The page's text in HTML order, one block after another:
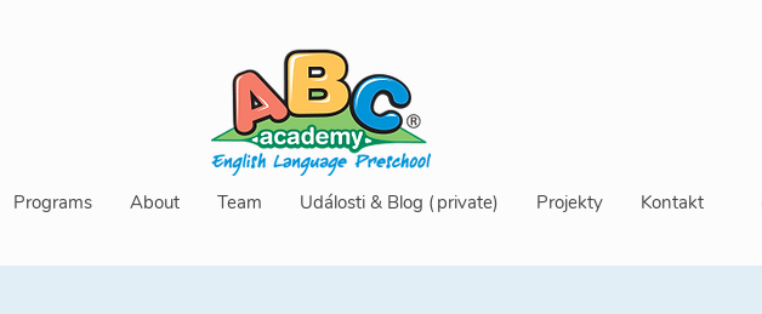
Programs About Team Události & Blog (private) Projekty Kontakt